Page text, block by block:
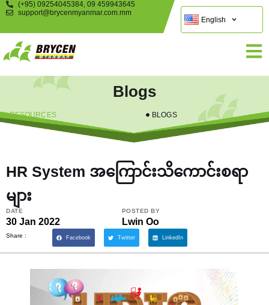
(+95) 09254045384, 09 459943645
support@brycenmyanmar.com.mm
English
Blogs
RESOURCES BLOGS
HR System အကြောင်းသိကောင်းစရာ
များ
DATE
30 Jan 2022
POSTED BY
Lwin Oo
Share : Facebook Twitter LinkedIn